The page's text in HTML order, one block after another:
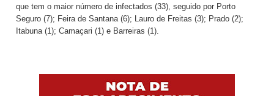
que tem o maior número de infectados (33), seguido por Porto
Seguro (7); Feira de Santana (6); Lauro de Freitas (3); Prado (2);
Itabuna (1); Camaçari (1) e Barreiras (1).